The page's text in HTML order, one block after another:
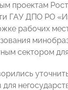
проектам
ГАУ ДПО РО
рабочих
сектором